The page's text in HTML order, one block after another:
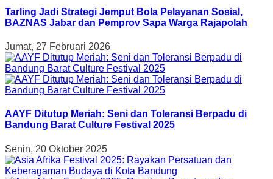
Tarling Jadi Strategi Jemput Bola Pelayanan Sosial,
BAZNAS Jabar dan Pemprov Sapa Warga Rajapolah
Jumat, 27 Februari 2026
AAYF Ditutup Meriah: Seni dan Toleransi Berpadu di
Bandung Barat Culture Festival 2025
Senin, 20 Oktober 2025